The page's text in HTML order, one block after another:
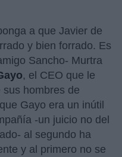
a que Javier de
y bien forrado. Es
Sancho- Murtra
, el CEO que le
hombres de
Gayo era un inútil
-un juicio no del
al segundo ha
y al primero no se